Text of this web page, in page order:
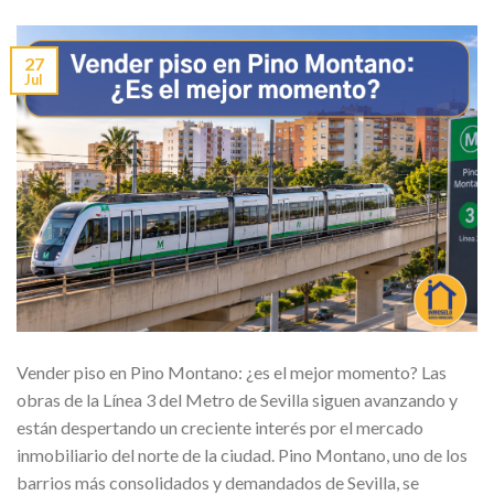
27
Jul
Vender piso en Pino Montano: ¿es el mejor momento? Las
obras de la Línea 3 del Metro de Sevilla siguen avanzando y
están despertando un creciente interés por el mercado
inmobiliario del norte de la ciudad. Pino Montano, uno de los
barrios más consolidados y demandados de Sevilla, se